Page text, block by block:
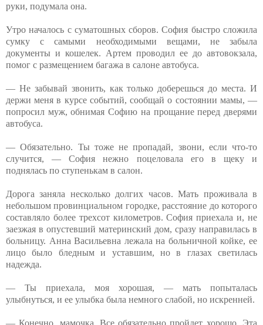
руки, подумала она.
Утро началось с суматошных сборов. София быстро сложила
сумку с самыми необходимыми вещами, не забыла
документы и кошелек. Артем проводил ее до автовокзала,
помог с размещением багажа в салоне автобуса.
— Не забывай звонить, как только доберешься до места. И
держи меня в курсе событий, сообщай о состоянии мамы, —
попросил муж, обнимая Софию на прощание перед дверями
автобуса.
— Обязательно. Ты тоже не пропадай, звони, если что-то
случится, — София нежно поцеловала его в щеку и
поднялась по ступенькам в салон.
Дорога заняла несколько долгих часов. Мать проживала в
небольшом провинциальном городке, расстояние до которого
составляло более трехсот километров. София приехала и, не
заезжая в опустевший материнский дом, сразу направилась в
больницу. Анна Васильевна лежала на больничной койке, ее
лицо было бледным и уставшим, но в глазах светилась
надежда.
— Ты приехала, моя хорошая, — мать попыталась
улыбнуться, и ее улыбка была немного слабой, но искренней.
— Конечно, мамочка. Все обязательно пройдет хорошо. Эта